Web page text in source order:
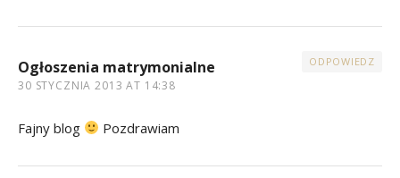
Ogłoszenia matrymonialne
30 STYCZNIA 2013 AT 14:38
ODPOWIEDZ
Fajny blog Pozdrawiam